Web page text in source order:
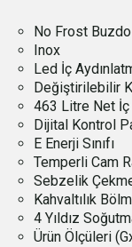
No Frost
Inox
Led İç
Değiştirilebilir
463 Litre Net İç
Dijital Kontrol
E Enerji Sınıfı
Temperli Cam
Sebzelik
Kahvaltılık
4 Yıldız
Ürün Ölçüleri